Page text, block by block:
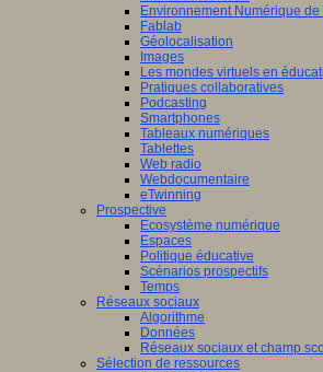
Environnement Numérique de
Fablab
Géolocalisation
Images
Les mondes virtuels en
Pratiques collaboratives
Podcasting
Smartphones
Tableaux numériques
Tablettes
Web radio
Webdocumentaire
eTwinning
Prospective
Ecosystème numérique
Espaces
Politique éducative
Scénarios prospectifs
Temps
Réseaux sociaux
Algorithme
Données
Réseaux sociaux et champ
Sélection de ressources